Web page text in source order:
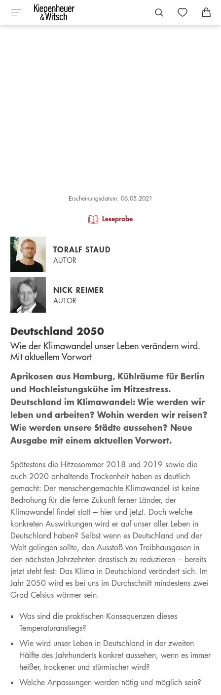
Erscheinungsdatum: 06.05.2021
Leseprobe
TORALF STAUD
AUTOR
NICK REIMER
AUTOR
Deutschland 2050
Wie der Klimawandel unser Leben verändern wird.
Mit aktuellem Vorwort
Aprikosen aus Hamburg, Kühlräume für Berlin
und Hochleistungskühe im Hitzestress.
Deutschland im Klimawandel: Wie werden wir
leben und arbeiten? Wohin werden wir reisen?
Wie werden unsere Städte aussehen? Neue
Ausgabe mit einem aktuellen Vorwort.
Spätestens die Hitzesommer 2018 und 2019 sowie die
auch 2020 anhaltende Trockenheit haben es deutlich
gemacht: Der menschengemachte Klimawandel ist keine
Bedrohung für die ferne Zukunft ferner Länder, der
Klimawandel findet statt – hier und jetzt. Doch welche
konkreten Auswirkungen wird er auf unser aller Leben in
Deutschland haben? Selbst wenn es Deutschland und der
Welt gelingen sollte, den Ausstoß von Treibhausgasen in
den nächsten Jahrzehnten drastisch zu reduzieren – bereits
jetzt steht fest: Das Klima in Deutschland verändert sich. Im
Jahr 2050 wird es bei uns im Durchschnitt mindestens zwei
Grad Celsius wärmer sein.
Was sind die praktischen Konsequenzen dieses
Temperaturanstiegs?
Wie wird unser Leben in Deutschland in der zweiten
Hälfte des Jahrhunderts konkret aussehen, wenn es immer
heißer, trockener und stürmischer wird?
Welche Anpassungen werden nötig und möglich sein?